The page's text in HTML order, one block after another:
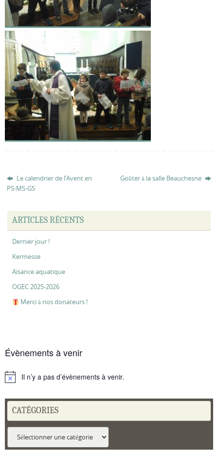
Le calendrier de l’Avent en
PS-MS-GS
Goûter à la salle Beauchesne
ARTICLES RÉCENTS
Dernier jour !
Kermesse
Aisance aquatique
OGEC 2025-2026
Merci à nos donateurs !
Évènements à venir
NoticeIl n’y a pas d’évènements à venir.
CATÉGORIES